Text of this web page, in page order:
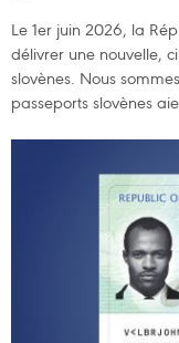
Le 1er juin 2026, la
délivrer une nouvelle,
slovènes. Nous
passeports slovènes